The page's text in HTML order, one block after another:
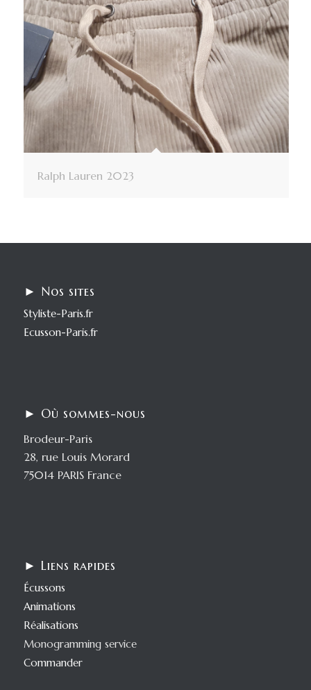
Ralph Lauren 2023
► Nos sites
Styliste-Paris.fr
Ecusson-Paris.fr
► Où sommes-nous
Brodeur-Paris
28, rue Louis Morard
75014 PARIS France
► Liens rapides
Écussons
Animations
Réalisations
Monogramming service
Commander